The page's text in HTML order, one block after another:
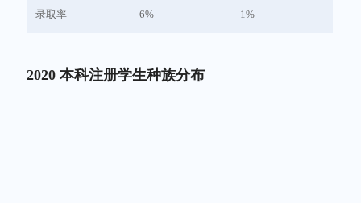
录取率 6% 1%
2020 本科注册学生种族分布